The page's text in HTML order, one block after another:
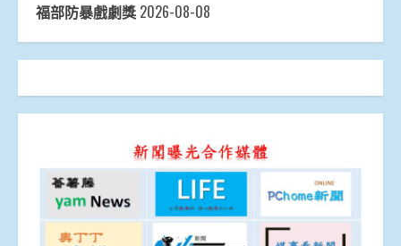
福部防暴戲劇獎 2026-08-08